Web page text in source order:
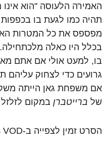
האמירה הלעוסה "הוא
תהיה כמו לגעת בו
מפספס את כל המטרות
בכלל היו כאלה
בו, למעט אולי אם אתם
גרועים כדי לצחוק עליהם
אם משפחת גאן הייתה
של ברייטברן במקום לזלזל
הסרט זמין לצפייה ב-Yes VOD.